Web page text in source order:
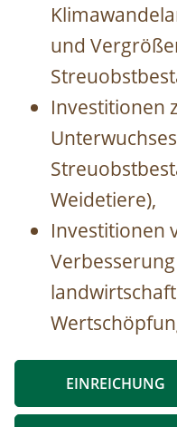
und
Investitionen
Weidetiere),
Investitionen
EINREICHUNG